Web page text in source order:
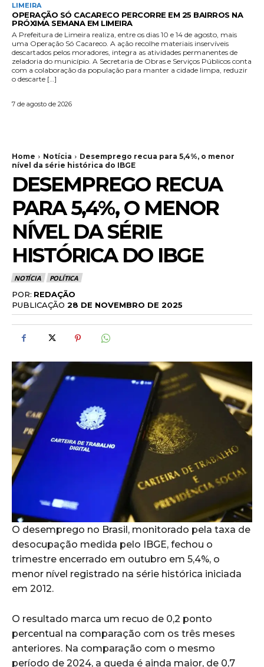
LIMEIRA
OPERAÇÃO SÓ CACARECO PERCORRE EM 25 BAIRROS NA
PRÓXIMA SEMANA EM LIMEIRA
A Prefeitura de Limeira realiza, entre os dias 10 e 14 de agosto, mais
uma Operação Só Cacareco. A ação recolhe materiais inservíveis
descartados pelos moradores, integra as atividades permanentes de
zeladoria do município. A Secretaria de Obras e Serviços Públicos conta
com a colaboração da população para manter a cidade limpa, reduzir
o descarte […]
7 de agosto de 2026